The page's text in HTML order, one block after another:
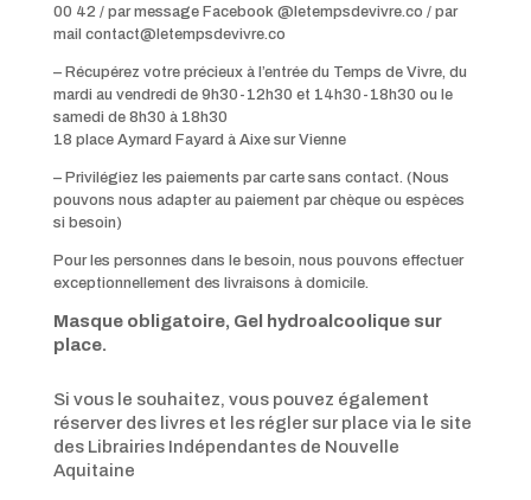
00 42 / par message Facebook @letempsdevivre.co / par
mail contact@letempsdevivre.co
– Récupérez votre précieux à l’entrée du Temps de Vivre, du
mardi au vendredi de 9h30-12h30 et 14h30-18h30 ou le
samedi de 8h30 à 18h30
18 place Aymard Fayard à Aixe sur Vienne
– Privilégiez les paiements par carte sans contact. (Nous
pouvons nous adapter au paiement par chèque ou espèces
si besoin)
Pour les personnes dans le besoin, nous pouvons effectuer
exceptionnellement des livraisons à domicile.
Masque obligatoire, Gel hydroalcoolique sur
place.
Si vous le souhaitez, vous pouvez également
réserver des livres et les régler sur place via le site
des Librairies Indépendantes de Nouvelle
Aquitaine